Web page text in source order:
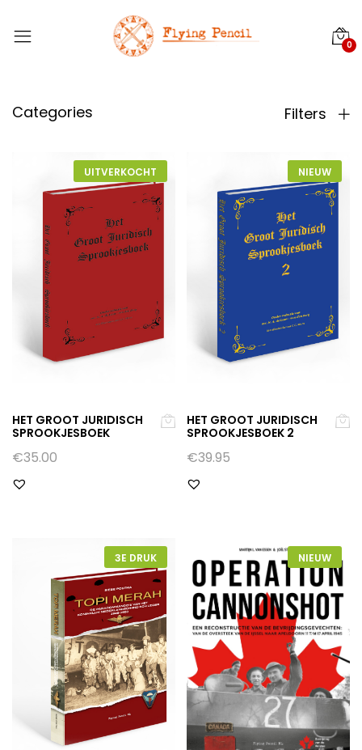
0
Categories Filters
UITVERKOCHT
HET GROOT JURIDISCH
SPROOKJESBOEK
€35.00
NIEUW
HET GROOT JURIDISCH
SPROOKJESBOEK 2
€39.95
3E DRUK NIEUW